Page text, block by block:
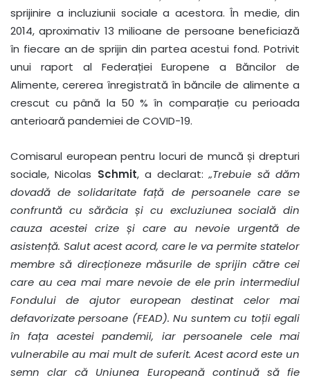
sprijinire a incluziunii sociale a acestora. În medie, din
2014, aproximativ 13 milioane de persoane beneficiază
în fiecare an de sprijin din partea acestui fond. Potrivit
unui raport al Federației Europene a Băncilor de
Alimente, cererea înregistrată în băncile de alimente a
crescut cu până la 50 % în comparație cu perioada
anterioară pandemiei de COVID-19.
Comisarul european pentru locuri de muncă și drepturi
sociale, Nicolas Schmit, a declarat:„Trebuie să dăm
dovadă de solidaritate față de persoanele care se
confruntă cu sărăcia și cu excluziunea socială din
cauza acestei crize și care au nevoie urgentă de
asistență. Salut acest acord, care le va permite statelor
membre să direcționeze măsurile de sprijin către cei
care au cea mai mare nevoie de ele prin intermediul
Fondului de ajutor european destinat celor mai
defavorizate persoane (FEAD). Nu suntem cu toții egali
în fața acestei pandemii, iar persoanele cele mai
vulnerabile au mai mult de suferit. Acest acord este un
semn clar că Uniunea Europeană continuă să fie